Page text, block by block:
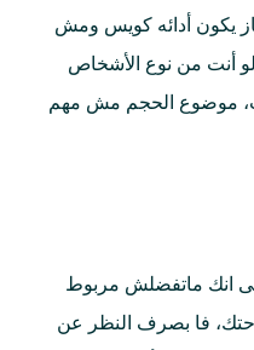
يكون أدائه كويس ومش
أنت من نوع الأشخاص
موضوع الحجم مش مهم
انك ماتفضلش مربوط
فا بصرف النظر عن